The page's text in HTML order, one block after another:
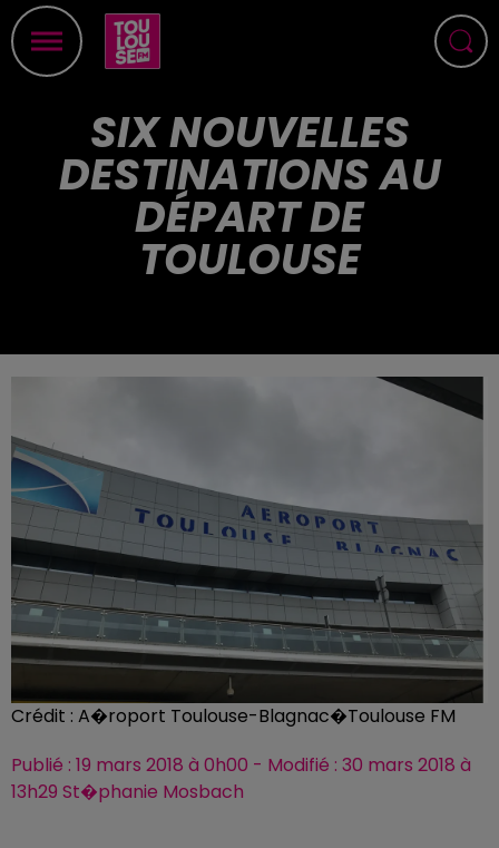
SIX NOUVELLES
DESTINATIONS AU
DÉPART DE
TOULOUSE
Crédit : A�roport Toulouse-Blagnac�Toulouse FM
Publié : 19 mars 2018 à 0h00 - Modifié : 30 mars 2018 à
13h29 St�phanie Mosbach